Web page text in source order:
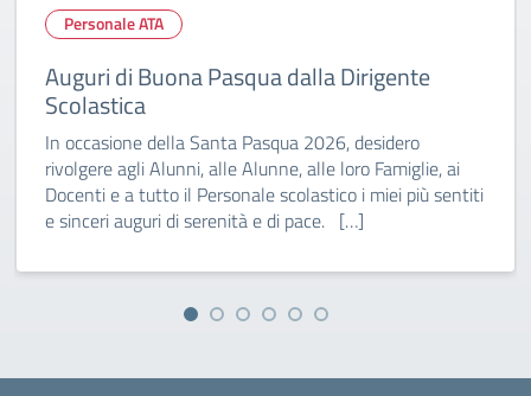
Personale ATA
Auguri di Buona Pasqua dalla Dirigente
Scolastica
In occasione della Santa Pasqua 2026, desidero
rivolgere agli Alunni, alle Alunne, alle loro Famiglie, ai
Docenti e a tutto il Personale scolastico i miei più sentiti
e sinceri auguri di serenità e di pace. […]